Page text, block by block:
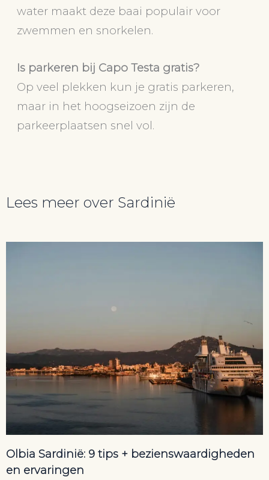
water maakt deze baai populair voor
zwemmen en snorkelen.
Is parkeren bij Capo Testa gratis?
Op veel plekken kun je gratis parkeren,
maar in het hoogseizoen zijn de
parkeerplaatsen snel vol.
Lees meer over Sardinië
Olbia Sardinië: 9 tips + bezienswaardigheden
en ervaringen